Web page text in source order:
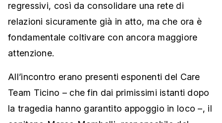
regressivi, così da consolidare una rete di
relazioni sicuramente già in atto, ma che ora è
fondamentale coltivare con ancora maggiore
attenzione.
All’incontro erano presenti esponenti del Care
Team Ticino – che fin dai primissimi istanti dopo
la tragedia hanno garantito appoggio in loco –, il